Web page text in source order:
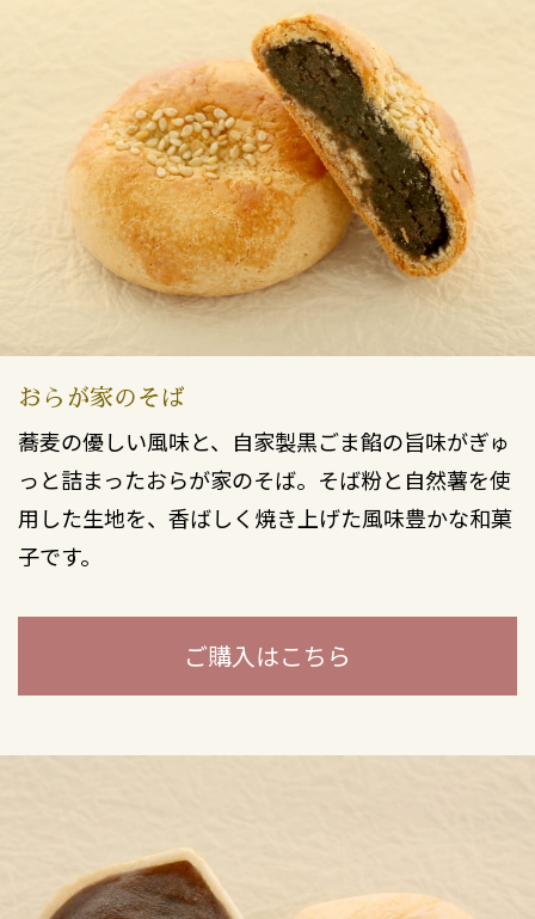
おらが家のそば
蕎麦の優しい風味と、自家製黒ごま餡の旨味がぎゅ
っと詰まったおらが家のそば。そば粉と自然薯を使
用した生地を、香ばしく焼き上げた風味豊かな和菓
子です。
ご購入はこちら